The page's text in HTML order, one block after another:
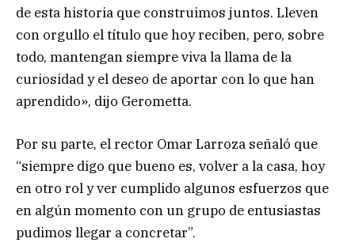
de esta historia que construimos juntos. Lleven
con orgullo el título que hoy reciben, pero, sobre
todo, mantengan siempre viva la llama de la
curiosidad y el deseo de aportar con lo que han
aprendido», dijo Gerometta.
Por su parte, el rector Omar Larroza señaló que
“siempre digo que bueno es, volver a la casa, hoy
en otro rol y ver cumplido algunos esfuerzos que
en algún momento con un grupo de entusiastas
pudimos llegar a concretar”.